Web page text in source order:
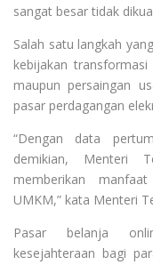
sangat besar tidak
Salah satu langkah
kebijakan
maupun persaingan
pasar perdagangan
“Dengan data
demikian, Menteri
memberikan
UMKM,” kata Menteri
Pasar belanja
kesejahteraan bagi